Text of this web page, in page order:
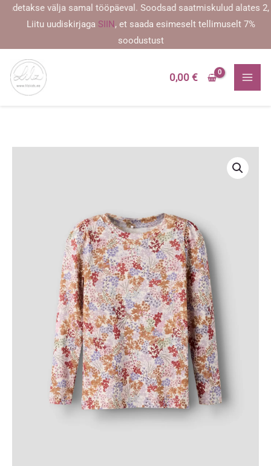
Skip
välja samal tööpäeval. Soodsad saatmiskulud alates
Liitu uudiskirjaga SIIN, et saada esimeselt tellimuselt 7%
soodustust
0,00 €